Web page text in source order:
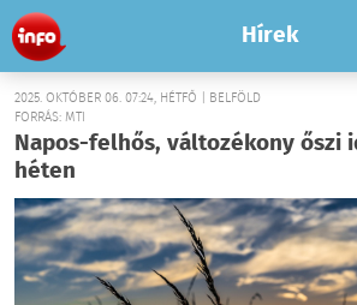
Hírek
2025. OKTÓBER 06. 07:24, HÉTFŐ | BELFÖLD
FORRÁS: MTI
Napos-felhős, változékony őszi
héten